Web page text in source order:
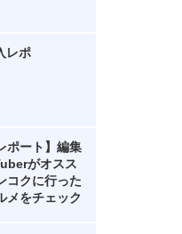
レポ
ポート】編集
がオスス
コクに行った
メをチェック